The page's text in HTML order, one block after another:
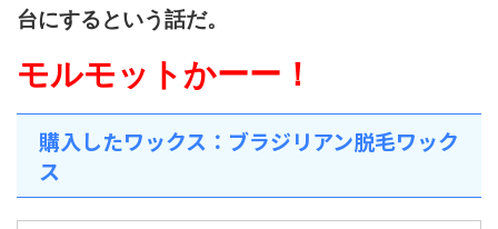
台にするという話だ。
モルモットかーー！
購入したワックス：ブラジリアン脱毛ワック
ス